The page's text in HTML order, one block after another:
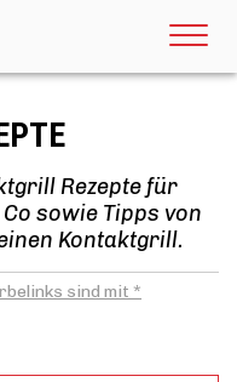
Rezepte für
sowie Tipps von
Kontaktgrill.
sind mit *